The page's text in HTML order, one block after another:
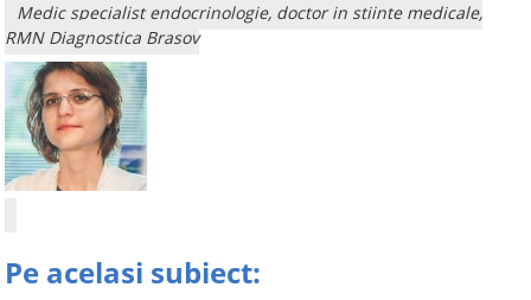
Medic specialist endocrinologie, doctor in stiinte medicale,
RMN Diagnostica Brasov
Pe acelasi subiect: